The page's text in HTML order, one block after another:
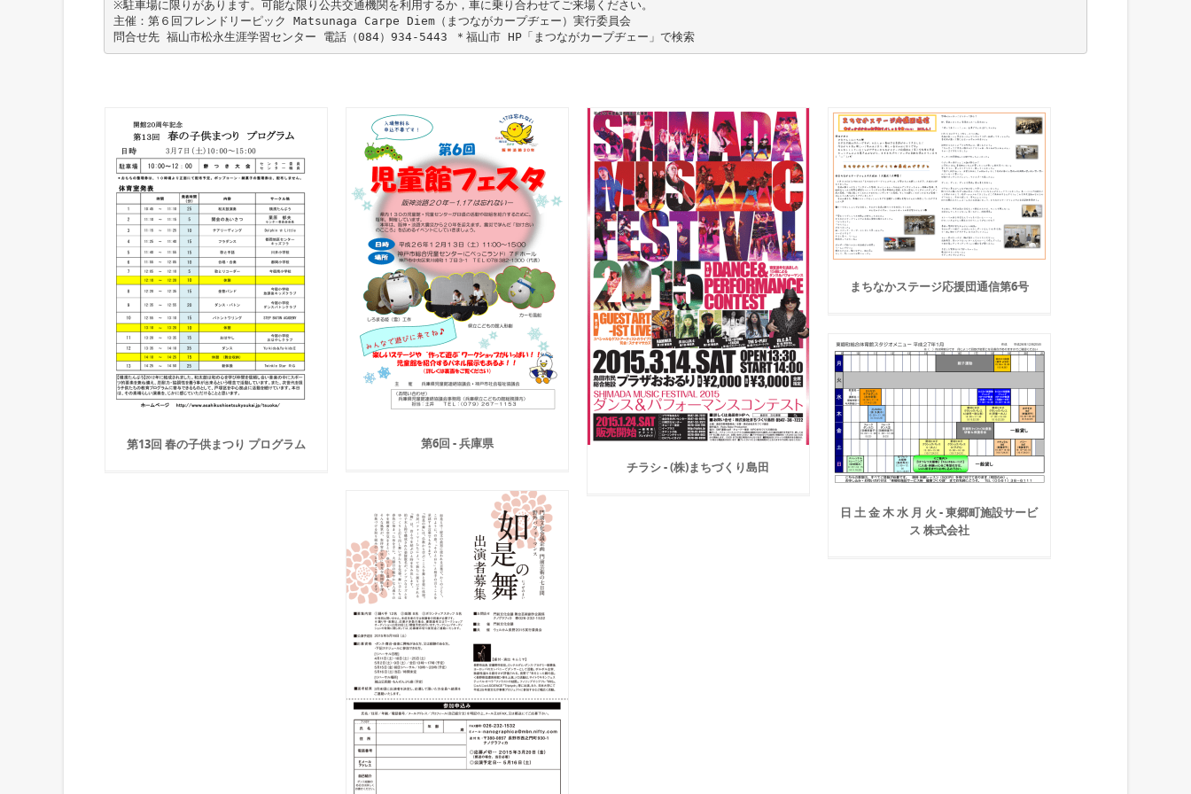
※駐車場に限りがあります。可能な限り公共交通機関を利用するか，車に乗り合わせてご来場ください。
主催：第６回フレンドリーピック Matsunaga Carpe Diem（まつながカープヂェー）実行委員会
問合せ先 福山市松永生涯学習センター 電話（084）934-5443 ＊福山市 HP「まつながカープヂェー」で検索
第13回 春の子供まつり プログラム
第6回 - 兵庫県
チラシ - (株)まちづくり島田
まちなかステージ応援団通信第6号
日 土 金 木 水 月 火 - 東郷町施設サービ
ス 株式会社